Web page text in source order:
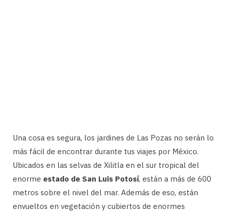
Una cosa es segura, los jardines de Las Pozas no serán lo
más fácil de encontrar durante tus viajes por México.
Ubicados en las selvas de Xilitla en el sur tropical del
enorme estado de San Luis Potosí, están a más de 600
metros sobre el nivel del mar. Además de eso, están
envueltos en vegetación y cubiertos de enormes